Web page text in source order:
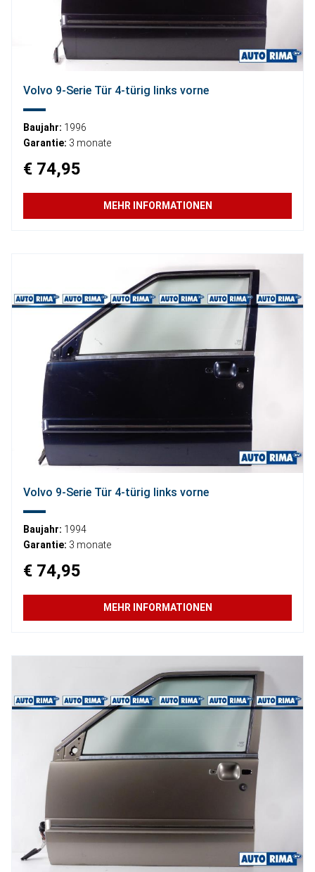
Volvo 9-Serie Tür 4-türig links vorne
Baujahr: 1996
Garantie: 3 monate
€ 74,95
MEHR INFORMATIONEN
Volvo 9-Serie Tür 4-türig links vorne
Baujahr: 1994
Garantie: 3 monate
€ 74,95
MEHR INFORMATIONEN